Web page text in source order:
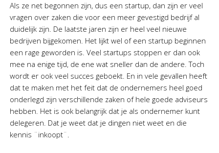
Als ze net begonnen zijn, dus een startup, dan zijn er veel
vragen over zaken die voor een meer gevestigd bedrijf al
duidelijk zijn. De laatste jaren zijn er heel veel nieuwe
bedrijven bijgekomen. Het lijkt wel of een startup beginnen
een rage geworden is. Veel startups stoppen er dan ook
mee na enige tijd, de ene wat sneller dan de andere. Toch
wordt er ook veel succes geboekt. En in vele gevallen heeft
dat te maken met het feit dat de ondernemers heel goed
onderlegd zijn verschillende zaken of hele goede adviseurs
hebben. Het is ook belangrijk dat je als ondernemer kunt
delegeren. Dat je weet dat je dingen niet weet en die
kennis ¨inkoopt¨.